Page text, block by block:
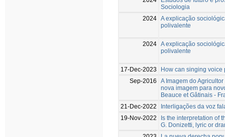
Sociologia
2024 A explicação
polivalente
2024 A explicação
polivalente
17-Dec-2023
How can singing voice
Sep-2016
A Imagem do
nova imagem para
Beauce et Gâtinais -
21-Dec-2022
Interligações da voz
19-Nov-2022
Is the interpretation of
G. Donizetti, lyric or